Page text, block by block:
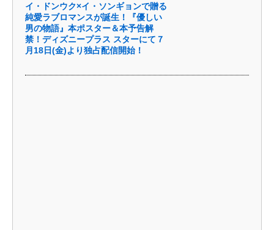
イ・ドンウク×イ・ソンギョンで贈る
純愛ラブロマンスが誕生！『優しい
男の物語』本ポスター＆本予告解
禁！ディズニープラス スターにて７
月18日(金)より独占配信開始！